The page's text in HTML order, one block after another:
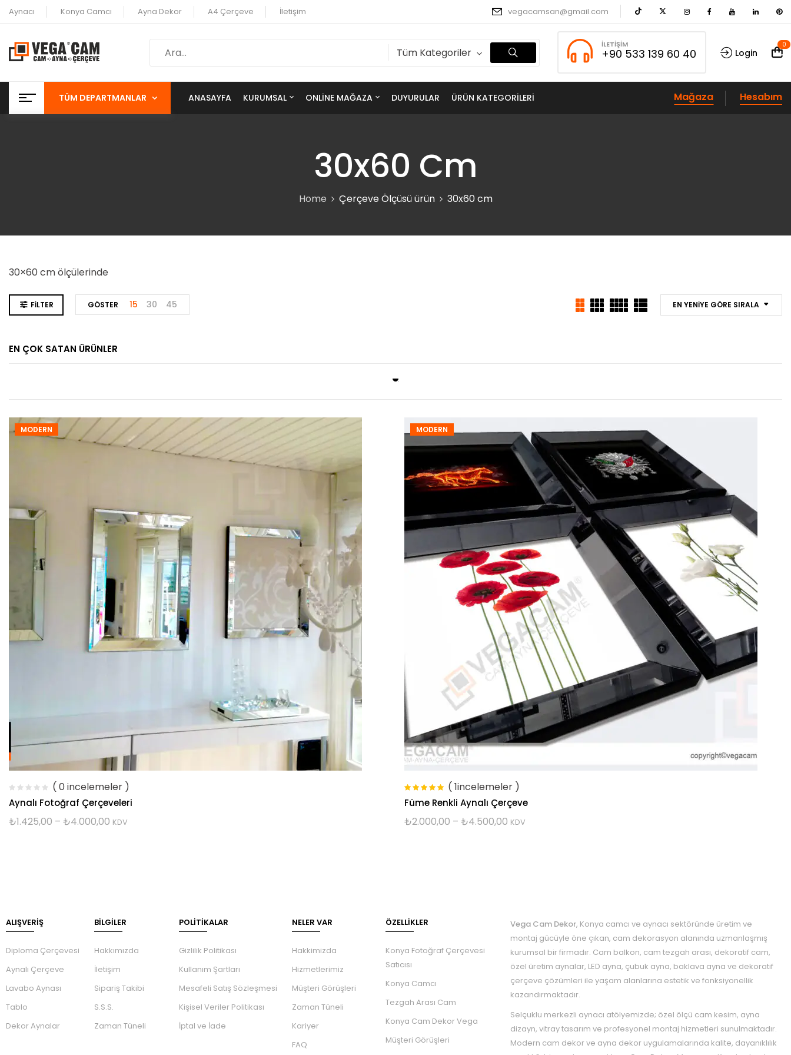
Aynacı Konya Camcı Ayna Dekor A4 Çerçeve İletişim vegacamsan@gmail.com
Tüm Kategoriler
İLETIŞIM
+90 533 139 60 40 Login
0
TÜM DEPARTMANLAR ANASAYFA KURUMSAL ONLINE MAĞAZA DUYURULAR ÜRÜN KATEGORILERI Mağaza Hesabım
30x60 Cm
Home Çerçeve Ölçüsü ürün 30x60 cm
30×60 cm ölçülerinde
FILTER EN YENIYE GÖRE SIRALA
GÖSTER 15 30 45
EN ÇOK SATAN ÜRÜNLER
MODERN
( 0 incelemeler )
Aynalı Fotoğraf Çerçeveleri
₺1.425,00 – ₺4.000,00 KDV
MODERN
5 üzerinden
5.00 oy aldı
( 1incelemeler )
Füme Renkli Aynalı Çerçeve
₺2.000,00 – ₺4.500,00 KDV
ALIŞVERİŞ
Diploma Çerçevesi
Aynalı Çerçeve
Lavabo Aynası
Tablo
Dekor Aynalar
BILGILER
Hakkımızda
İletişim
Sipariş Takibi
S.S.S.
Zaman Tüneli
POLİTİKALAR
Gizlilik Politikası
Kullanım Şartları
Mesafeli Satış Sözleşmesi
Kişisel Veriler Politikası
İptal ve İade
NELER VAR
Hakkimizda
Hizmetlerimiz
Müşteri Görüşleri
Zaman Tüneli
Kariyer
FAQ
ÖZELLIKLER
Konya Fotoğraf Çerçevesi
Satıcısı
Konya Camcı
Tezgah Arası Cam
Konya Cam Dekor Vega
Müşteri Görüşleri
Vega Cam Dekor, Konya camcı ve aynacı sektöründe üretim ve
montaj gücüyle öne çıkan, cam dekorasyon alanında uzmanlaşmış
kurumsal bir firmadır. Cam balkon, cam tezgah arası, dekoratif cam,
özel üretim aynalar, LED ayna, çubuk ayna, baklava ayna ve dekoratif
çerçeve çözümleri ile yaşam alanlarına estetik ve fonksiyonellik
kazandırmaktadır.
Selçuklu merkezli aynacı atölyemizde; özel ölçü cam kesim, ayna
dizayn, vitray tasarım ve profesyonel montaj hizmetleri sunulmaktadır.
Modern cam dekor ve ayna dekor uygulamalarında kalite, dayanıklılık